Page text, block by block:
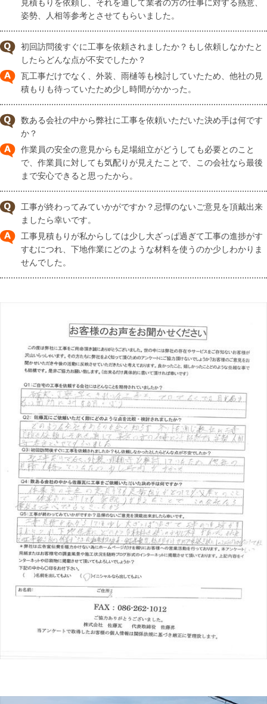
見積もりを依頼し、それを通して業者の方の仕事に対する熱意、
姿勢、人相等参考とさせてもらいました。
初回訪問後すぐに工事を依頼されましたか？もし依頼しなかたと
したらどんな点が不安でしたか？
瓦工事だけでなく、外装、雨樋等も検討していたため、他社の見
積もりも待っていたため少し時間がかかった。
数ある会社の中から弊社に工事を依頼いただいた決め手は何です
か？
作業員の安全の意見からも足場組立がどうしても必要とのこと
で、作業員に対しても気配りが見えたことで、この会社なら最後
まで安心できると思ったから。
工事が終わってみていかがですか？忌憚のないご意見を頂戴出来
ましたら幸いです。
工事見積もりが私からしては少し大ざっぱ過ぎて工事の進捗がす
すむにつれ、下地作業にどのような材料を使うのか少しわかりま
せんでした。